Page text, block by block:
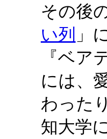
その後
い列 」
『ベア
には、
わった
知大学